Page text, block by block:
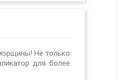
Не только
для более